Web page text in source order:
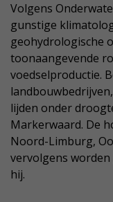
Volgens
gunstige
geohydrologische
toonaangevende
voedselproductie.
lijden onder
Markerwaard. De
Noord-Limburg,
vervolgens
hij.